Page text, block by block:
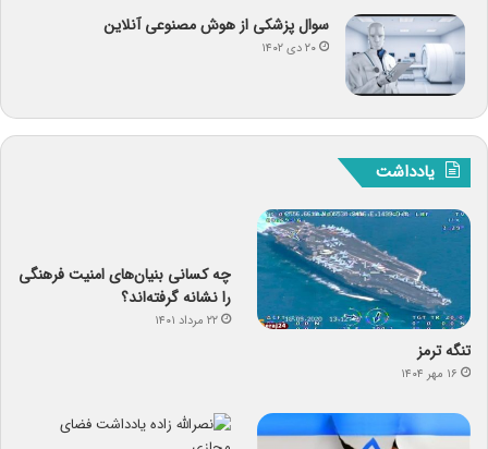
سوال پزشکی از هوش مصنوعی آنلاین
۲۰ دی ۱۴۰۲
یادداشت
تنگه ترمز
۱۶ مهر ۱۴۰۴
چه کسانی بنیان‌های امنیت فرهنگی
را نشانه گرفته‌اند؟
۲۲ مرداد ۱۴۰۱